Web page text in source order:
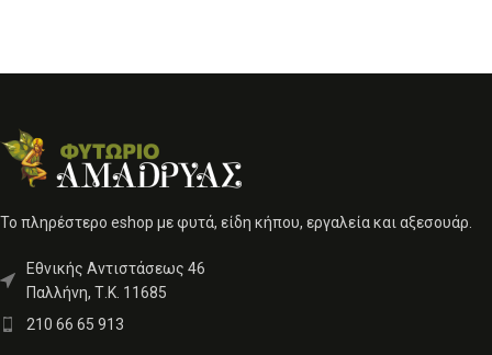
Το πληρέστερο eshop με φυτά, είδη κήπου, εργαλεία και αξεσουάρ.
Εθνικής Αντιστάσεως 46
Παλλήνη, Τ.Κ. 11685
210 66 65 913